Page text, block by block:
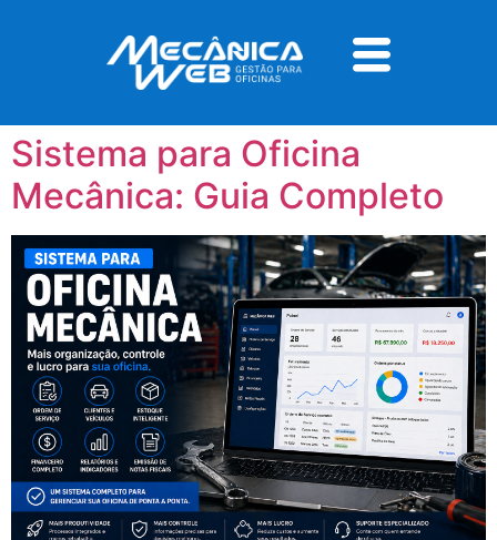
Tag:software para
oficina mecânica
Sistema para Oficina
Mecânica: Guia Completo